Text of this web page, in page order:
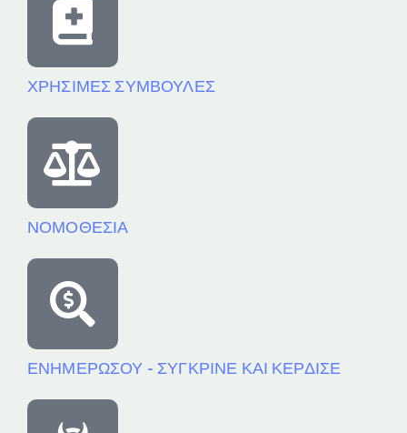
ΧΡΗΣΙΜΕΣ ΣΥΜΒΟΥΛΕΣ
ΝΟΜΟΘΕΣΙΑ
ΕΝΗΜΕΡΩΣΟΥ - ΣΥΓΚΡΙΝΕ ΚΑΙ ΚΕΡΔΙΣΕ